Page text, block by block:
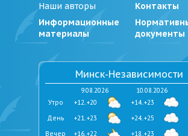
Наши авторы
Информационные
материалы
Контакты
документы
Минск-Независимости
9.08.2026
+12..+20
+21..+23
+16..+22
10.08.2026
+14..+23
+24..+25
+18..+23
Вечер
День
Утро